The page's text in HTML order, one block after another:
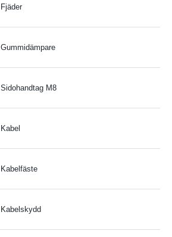
Fjäder
Gummidämpare
Sidohandtag M8
Kabel
Kabelfäste
Kabelskydd